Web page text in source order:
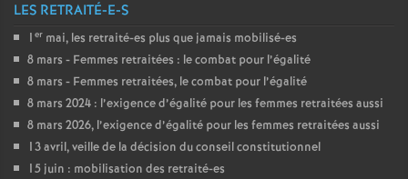
LES RETRAITÉ-E-S
1 er mai, les retraité-es plus que jamais mobilisé-es
8 mars - Femmes retraitées : le combat pour l’égalité
8 mars - Femmes retraitées, le combat pour l’égalité
8 mars 2024 : l’exigence d’égalité pour les femmes retraitées aussi
8 mars 2026, l’exigence d’égalité pour les femmes retraitées aussi
13 avril, veille de la décision du conseil constitutionnel
15 juin : mobilisation des retraité-es